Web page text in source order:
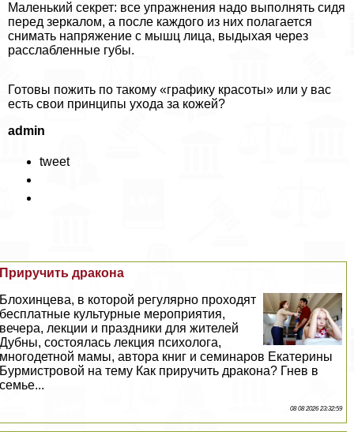
Маленький секрет: все упражнения надо выполнять сидя
перед зеркалом, а после каждого из них полагается
снимать напряжение с мышц лица, выдыхая через
расслабленные губы.
Готовы пожить по такому «графику красоты» или у вас
есть свои принципы ухода за кожей?
admin
tweet
Приручить дpaкона
Блохинцева, в которой регулярно проходят
бесплатные культурные мероприятия,
вечера, лекции и праздники для жителей
Дубны, состоялась лекция психолога,
многодетной мамы, автора книг и семинаров Екатерины
Бурмистровой на тему Как приручить дpaкона? Гнев в
семье...
08 08 2026 23:32:59